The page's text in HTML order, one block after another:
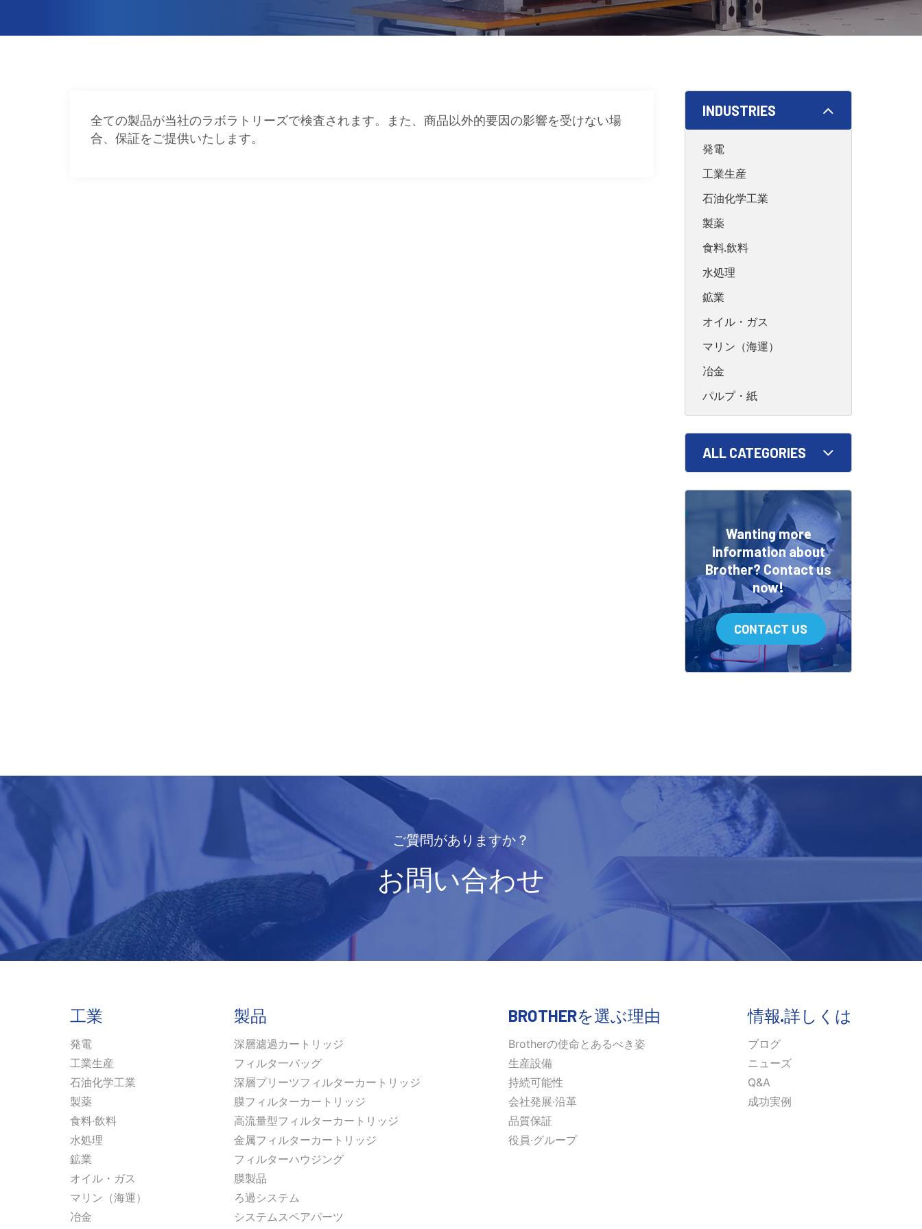
全ての製品が当社のラボラトリーズで検査されます。また、商品以外的要因の影響を受けない場
合、保証をご提供いたします。
INDUSTRIES
発電
工業生産
石油化学工業
製薬
食料·飲料
水処理
鉱業
オイル・ガス
マリン（海運）
冶金
パルプ・紙
ALL CATEGORIES
Wanting more
information about
Brother? Contact us
now!
CONTACT US
ご質問がありますか？
お問い合わせ
工業
発電
工業生産
石油化学工業
製薬
食料·飲料
水処理
鉱業
オイル・ガス
マリン（海運）
冶金
製品
深層濾過カートリッジ
フィルタ一バッグ
深層プリーツフィルターカートリッジ
膜フィルターカートリッジ
高流量型フィルターカートリッジ
金属フィルターカートリッジ
フィルターハウジング
膜製品
ろ過システム
システムスペアパーツ
BROTHERを選ぶ理由
Brotherの使命とあるべき姿
生産設備
持続可能性
会社発展·沿革
品質保証
役員·グループ
情報·詳しくは
ブログ
ニューズ
Q&A
成功実例